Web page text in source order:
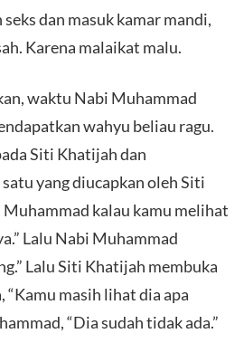
dan masuk kamar mandi,
Karena malaikat malu.
waktu Nabi Muhammad
wahyu beliau ragu.
Siti Khatijah dan
yang diucapkan oleh Siti
kalau kamu melihat
Lalu Nabi Muhammad
Lalu Siti Khatijah membuka
masih lihat dia apa
“Dia sudah tidak ada.”